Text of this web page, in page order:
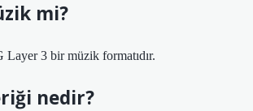
mi?
3 bir müzik formatıdır.
nedir?